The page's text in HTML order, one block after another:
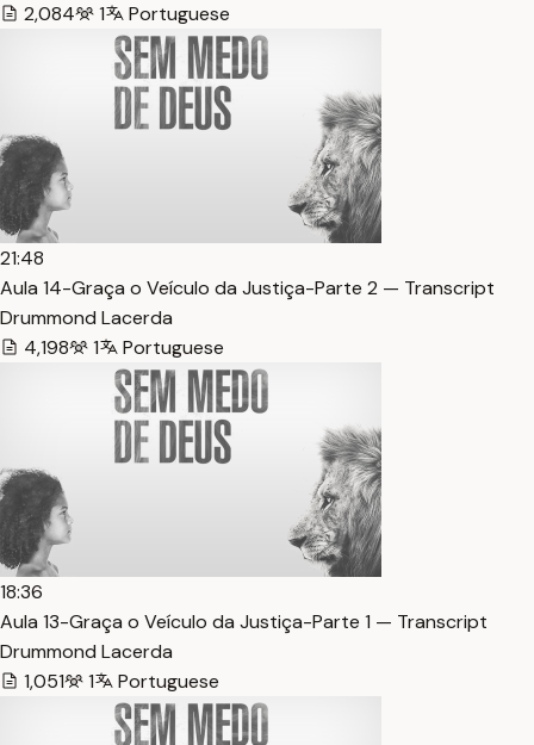
2,084
1 Portuguese
21:48
Aula 14-Graça o Veículo da Justiça-Parte 2 — Transcript
Drummond Lacerda
4,198
1 Portuguese
18:36
Aula 13-Graça o Veículo da Justiça-Parte 1 — Transcript
Drummond Lacerda
1,051
1 Portuguese